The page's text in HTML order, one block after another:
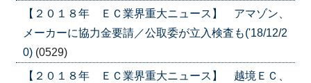
【２０１８年 ＥＣ業界重大ニュース】 アマゾン、
メーカーに協力金要請／公取委が立入検査も('18/12/2
0) (0529)
【２０１８年 ＥＣ業界重大ニュース】 越境ＥＣ、